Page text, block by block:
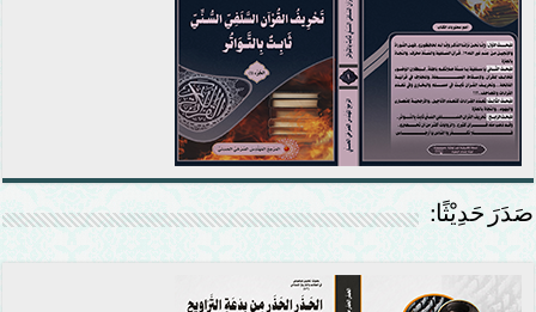
صَدَرَ حَدِيْثًا: